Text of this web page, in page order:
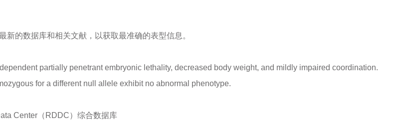
的数据库和相关文献，以获取最准确的表型信息。
partially penetrant embryonic lethality, decreased body weight, and mildly impaired coordination.
for a different null allele exhibit no abnormal phenotype.
Center（RDDC）综合数据库